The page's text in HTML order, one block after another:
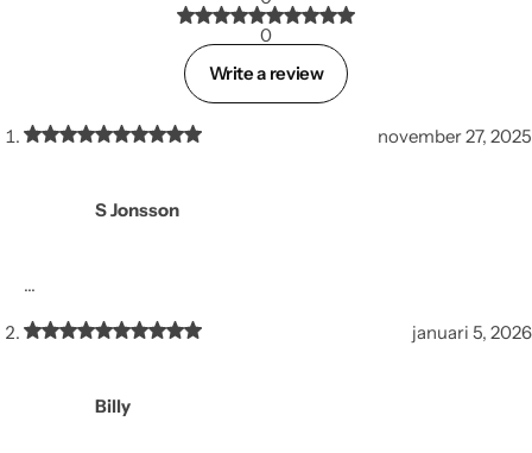
0
Write a review
november 27, 2025
S Jonsson
…
januari 5, 2026
Billy